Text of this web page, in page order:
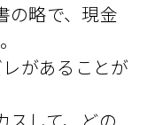
の略で、現金
があることが